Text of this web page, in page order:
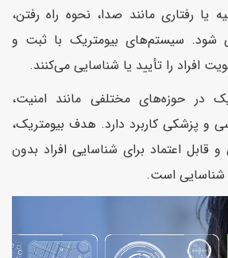
یا رفتاری مانند صدا، نحوه راه رفتن،
شود. سیستم‌های بیومتریک با ثبت و
افراد را تأیید یا شناسایی می‌کنند.
در حوزه‌های مختلفی مانند امنیت،
و پزشکی کاربرد دارد. هدف بیومتریک،
اعتماد برای شناسایی افراد بدون
شناسایی است.